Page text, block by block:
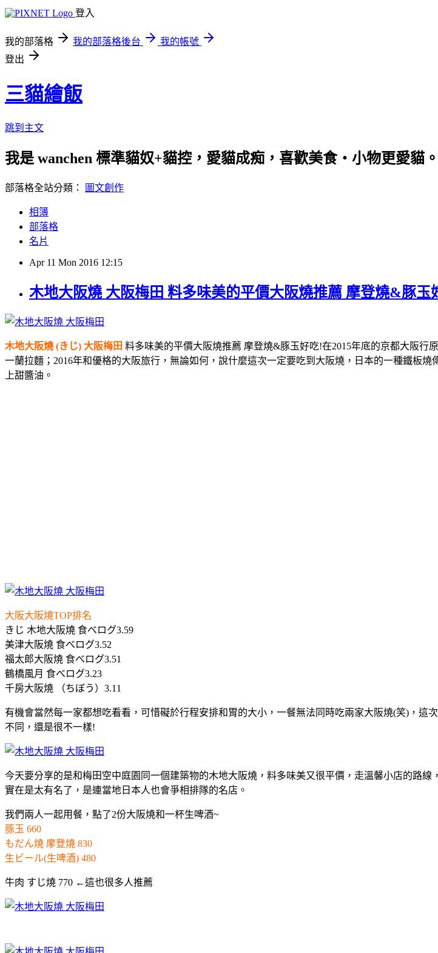
登入
我的部落格 我的部落格後台
我的帳號
登出
三貓繪飯
跳到主文
我是 wanchen 標準貓奴+貓控，愛貓成痴，喜歡美食‧小物更愛貓。
部落格全站分類： 圖文創作
相簿
部落格
名片
Apr 11 Mon 2016 12:15
木地大阪燒 大阪梅田 料多味美的平價大阪燒推薦 摩登燒&豚玉
木地大阪燒 (きじ) 大阪梅田 料多味美的平價大阪燒推薦 摩登燒&豚玉好吃!在2015年底的京都大阪
一蘭拉麵；2016年和優格的大阪旅行，無論如何，說什麼這次一定要吃到大阪燒，日本的一種鐵板
上甜醬油。
大阪大阪燒TOP排名
きじ 木地大阪燒 食べログ3.59
美津大阪燒 食べログ3.52
福太郎大阪燒 食べログ3.51
鶴橋風月 食べログ3.23
千房大阪燒 （ちぼう）3.11
有機會當然每一家都想吃看看，可惜礙於行程安排和胃的大小，一餐無法同時吃兩家大阪燒(笑)，
不同，還是很不一樣!
今天要分享的是和梅田空中庭園同一個建築物的木地大阪燒，料多味美又很平價，走溫馨小店的路
實在是太有名了，是連當地日本人也會爭相排隊的名店。
我們兩人一起用餐，點了2份大阪燒和一杯生啤酒~
豚玉 660
もだん燒 摩登燒 830
生ビール(生啤酒) 480
牛肉 すじ燒 770 ←這也很多人推薦